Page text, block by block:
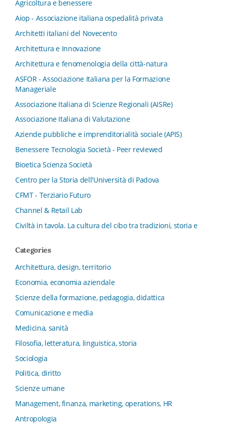
Agricoltura e benessere
Aiop - Associazione italiana ospedalità privata
Architetti italiani del Novecento
Architettura e Innovazione
Architettura e fenomenologia della città-natura
ASFOR - Associazione Italiana per la Formazione
Manageriale
Associazione Italiana di Scienze Regionali (AISRe)
Associazione Italiana di Valutazione
Aziende pubbliche e imprenditorialità sociale (APIS)
Benessere Tecnologia Società - Peer reviewed
Bioetica Scienza Società
Centro per la Storia dell'Università di Padova
CFMT - Terziario Futuro
Channel & Retail Lab
Civiltà in tavola. La cultura del cibo tra tradizioni, storia e
Collana del Dipartimento di Scienze Aziendali, Management
dell’Economia Università di Bologna
Collana di Clinica della formazione
Collana di Ragioneria ed Economia Aziendale - SIDREA
Collana di Storia delle istituzioni educative e della
Letteratura per l’Infanzia
Collana di Studi e Ricerche Aziendali
Collana ISMU
Collana Tendenze Salute e Sanità ETS
Computational Social Science
Categories
Architettura, design, territorio
Economia, economia aziendale
Scienze della formazione, pedagogia, didattica
Comunicazione e media
Medicina, sanità
Filosofia, letteratura, linguistica, storia
Sociologia
Politica, diritto
Scienze umane
Management, finanza, marketing, operations, HR
Antropologia